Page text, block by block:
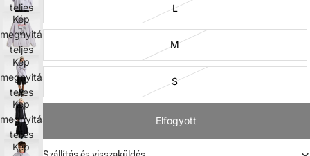
teljes
képernyőn
Kép
megnyitása
teljes
képernyőn
Kép
megnyitása
teljes
képernyőn
Kép
megnyitása
teljes
képernyőn
Kép
L
M
S
Elfogyott